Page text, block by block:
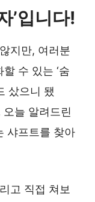
’입니다!
지만, 여러분
수 있는 ‘숨
샀으니 됐
늘 알려드린
샤프트를 찾아
고 직접 쳐보